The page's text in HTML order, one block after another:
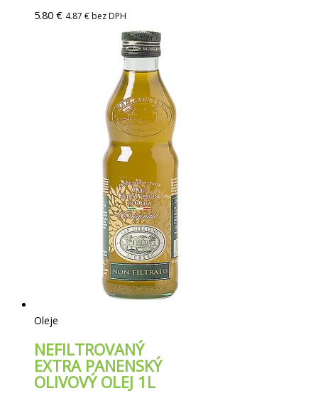
5.80 € 4.87 €bez DPH
Oleje
NEFILTROVANÝ
EXTRA PANENSKÝ
OLIVOVÝ OLEJ 1L